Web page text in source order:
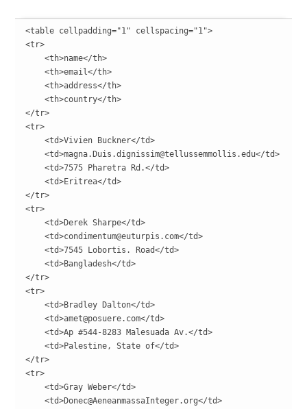
<table cellpadding="1" cellspacing="1">
<tr>
    <th>name</th>
    <th>email</th>
    <th>address</th>
    <th>country</th>
</tr>
<tr>
    <td>Vivien Buckner</td>
    <td>magna.Duis.dignissim@tellussemmollis.edu</td>
    <td>7575 Pharetra Rd.</td>
    <td>Eritrea</td>
</tr>
<tr>
    <td>Derek Sharpe</td>
    <td>condimentum@euturpis.com</td>
    <td>7545 Lobortis. Road</td>
    <td>Bangladesh</td>
</tr>
<tr>
    <td>Bradley Dalton</td>
    <td>amet@posuere.com</td>
    <td>Ap #544-8283 Malesuada Av.</td>
    <td>Palestine, State of</td>
</tr>
<tr>
    <td>Gray Weber</td>
    <td>Donec@AeneanmassaInteger.org</td>